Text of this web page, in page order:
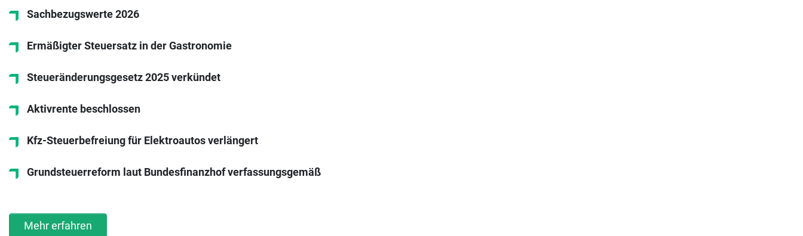
Sachbezugswerte 2026
Ermäßigter Steuersatz in der Gastronomie
Steueränderungsgesetz 2025 verkündet
Aktivrente beschlossen
Kfz-Steuerbefreiung für Elektroautos verlängert
Grundsteuerreform laut Bundesfinanzhof verfassungsgemäß
Mehr erfahren